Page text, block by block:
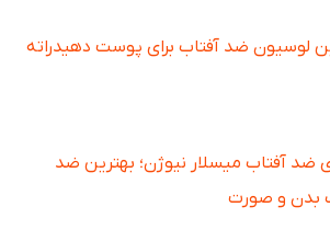
لوسیون ضد آفتاب برای پوست دهیدراته
ضد آفتاب میسلار نیوژن؛ بهترین ضد
بدن و صورت